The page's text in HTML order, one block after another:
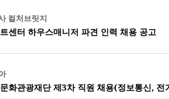
컬처브릿지
센터 하우스매니저 파견 인력 채용 공고
화관광재단 제3차 직원 채용(정보통신,